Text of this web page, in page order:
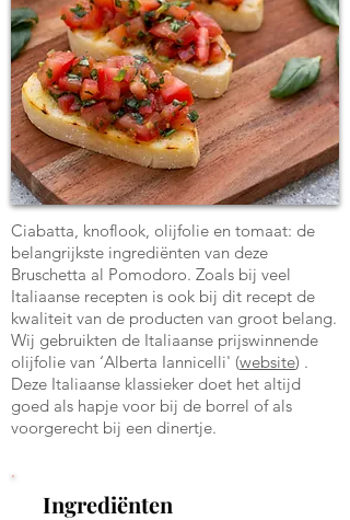
Ingrediënten
Ciabatta, knoflook, olijfolie en tomaat: de
belangrijkste ingrediënten van deze
Bruschetta al Pomodoro. Zoals bij veel
Italiaanse recepten is ook bij dit recept de
kwaliteit van de producten van groot belang.
Wij gebruikten de Italiaanse prijswinnende
olijfolie van ‘Alberta Iannicelli' (website) .
Deze Italiaanse klassieker doet het altijd
goed als hapje voor bij de borrel of als
voorgerecht bij een dinertje.